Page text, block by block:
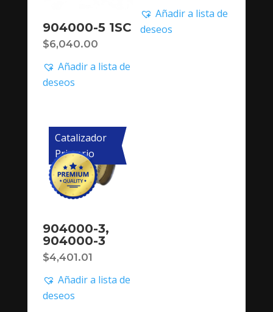
904000-5 1SC
$6,040.00
Añadir a lista de
deseos
Añadir a lista de
deseos
Catalizador
Primario
904000-3,
904000-3
$4,401.01
Añadir a lista de
deseos